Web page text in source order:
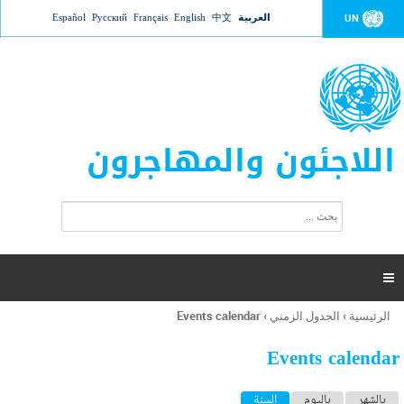
Jump to navigation UN العربية 中文
English
Français
Русский
Español
اللاجئون والمهاجرون
ت
ر
ل
ح
ب

أنت
هنا
الرئيسية › الجدول الزمني ›
Events calendar
Events calendar